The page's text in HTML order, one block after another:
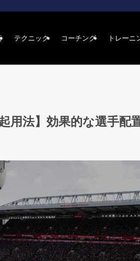
テクニック コーチング トレーニ
用法】効果的な選手配